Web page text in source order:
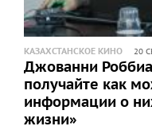
КАЗАХСТАНСКОЕ КИНО 20
Джованни
получайте как
информации о
жизни»